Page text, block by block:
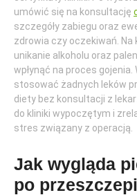
umówić się na konsultację
szczegóły zabiegu oraz
zdrowia czy oczekiwań. Na
unikanie alkoholu oraz
wpłynąć na proces
stosować żadnych leków
diety bez konsultacji z
do kliniki wypoczętym i
stres związany z operacją.
Jak wygląda
po